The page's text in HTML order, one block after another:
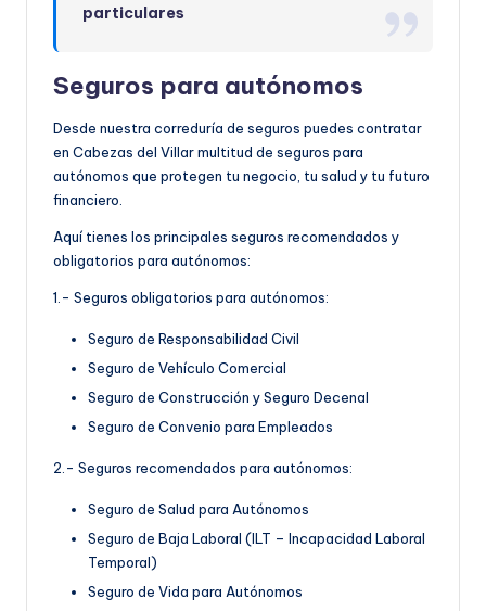
particulares
Seguros para autónomos
Desde nuestra correduría de seguros puedes contratar
en Cabezas del Villar multitud de seguros para
autónomos que protegen tu negocio, tu salud y tu futuro
financiero.
Aquí tienes los principales seguros recomendados y
obligatorios para autónomos:
1.- Seguros obligatorios para autónomos:
Seguro de Responsabilidad Civil
Seguro de Vehículo Comercial
Seguro de Construcción y Seguro Decenal
Seguro de Convenio para Empleados
2.- Seguros recomendados para autónomos:
Seguro de Salud para Autónomos
Seguro de Baja Laboral (ILT – Incapacidad Laboral
Temporal)
Seguro de Vida para Autónomos